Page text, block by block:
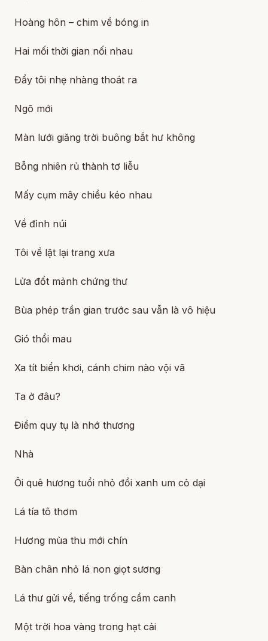
Hoàng hôn – chim về bóng in
Hai mối thời gian nối nhau
Đẩy tôi nhẹ nhàng thoát ra
Ngõ mới
Màn lưới giăng trời buông bắt hư không
Bỗng nhiên rủ thành tơ liễu
Mấy cụm mây chiều kéo nhau
Về đỉnh núi
Tôi về lật lại trang xưa
Lửa đốt mảnh chứng thư
Bùa phép trần gian trước sau vẫn là vô hiệu
Gió thổi mau
Xa tít biển khơi, cánh chim nào vội vã
Ta ở đâu?
Điểm quy tụ là nhớ thương
Nhà
Ôi quê hương tuổi nhỏ đồi xanh um cỏ dại
Lá tía tô thơm
Hương mùa thu mới chín
Bàn chân nhỏ lá non giọt sương
Lá thư gửi về, tiếng trống cầm canh
Một trời hoa vàng trong hạt cải